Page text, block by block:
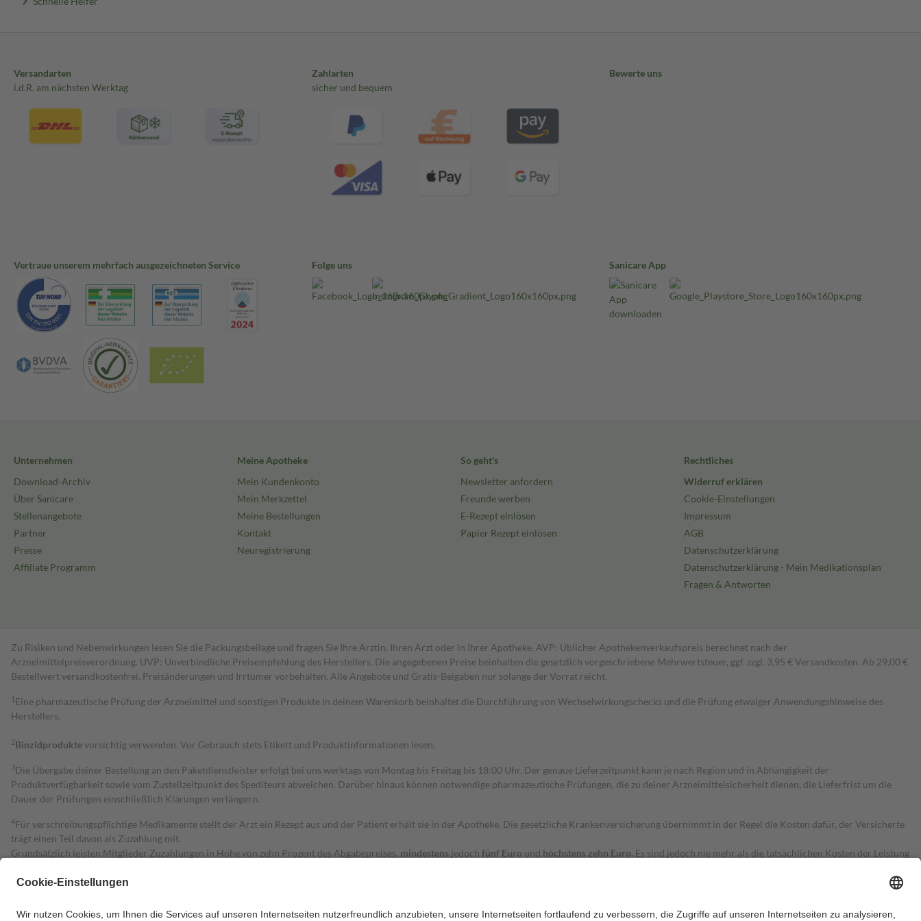
als Erwachsene, wodurch sie unbemerkt bleiben können. Kopfschmerzen bei Kindern können von
Versandarten
i.d.R. am nächsten Werktag
Zahlarten
sicher und bequem
Bewerte uns
Vertraue unserem mehrfach ausgezeichneten Service Folge uns Sanicare App
Unternehmen
Download-Archiv
Über Sanicare
Stellenangebote
Partner
Presse
Affiliate Programm
Meine Apotheke
Mein Kundenkonto
Mein Merkzettel
Meine Bestellungen
Kontakt
Neuregistrierung
So geht's
Newsletter anfordern
Freunde werben
E-Rezept einlösen
Papier Rezept einlösen
Rechtliches
Widerruf erklären
Cookie-Einstellungen
Impressum
AGB
Datenschutzerklärung
Datenschutzerklärung - Mein Medikationsplan
Fragen & Antworten
Zu Risiken und Nebenwirkungen lesen Sie die Packungsbeilage und fragen Sie Ihre Ärztin, Ihren Arzt oder in Ihrer Apotheke. AVP: Üblicher Apothekenverkaufspreis berechnet nach der
Arzneimittelpreisverordnung. UVP: Unverbindliche Preisempfehlung des Herstellers. Die angegebenen Preise beinhalten die gesetzlich vorgeschriebene Mehrwertsteuer, ggf. zzgl. 3,95 € Versandkosten. Ab 29,00 €
Bestell­wert versand­kosten­frei. Preisänderungen und Irrtümer vorbehalten. Alle Angebote und Gratis-Beigaben nur solange der Vorrat reicht.
1 Eine pharmazeutische Prüfung der Arzneimittel und sonstigen Produkte in deinem Warenkorb beinhaltet die Durchführung von Wechselwirkungschecks und die Prüfung etwaiger Anwendungshinweise des
Herstellers.
2Biozidproduktevorsichtig verwenden. Vor Gebrauch stets Etikett und Produktinformationen lesen.
3Die Übergabe deiner Bestellung an den Paketdienstleister erfolgt bei uns werktags von Montag bis Freitag bis 18:00 Uhr. Der genaue Lieferzeitpunkt kann je nach Region und in Abhängigkeit der
Produktverfügbarkeit sowie vom Zustellzeitpunkt des Spediteurs abweichen. Darüber hinaus können notwendige pharmazeutische Prüfungen, die zu deiner Arzneimittelsicherheit dienen, die Lieferfrist um die
Dauer der Prüfungen einschließlich Klärungen verlängern.
4Für verschreibungspflichtige Medikamente stellt der Arzt ein Rezept aus und der Patient erhält sie in der Apotheke. Die gesetzliche Krankenversicherung übernimmt in der Regel die Kosten dafür, der Versicherte
trägt einen Teil davon als Zuzahlung mit.
Grundsätzlich leisten Mitglieder Zuzahlungen in Höhe von zehn Prozent des Abgabepreises, mindestens jedoch fünf Euro und höchstens zehn Euro. Es sind jedoch nie mehr als die tatsächlichen Kosten der Leistung
Diese Regeln gelten grundsätzlich auch für Online-Apotheken.
Um das Engagement der Versicherten für ihre eigene Gesundheit zu stärken und die besondere Stellung der Familie zu unterstützen, fallenkeine Zuzahlungen an bei: